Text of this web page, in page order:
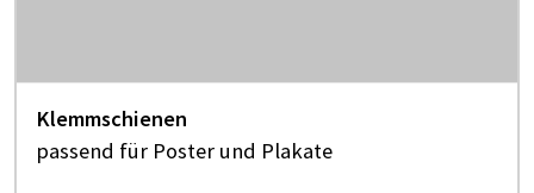
Klemmschienen
passend für Poster und Plakate